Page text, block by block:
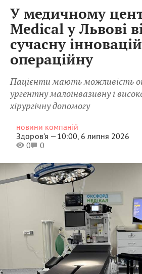
У медичному
Medical у Львові
сучасну
операційну
Пацієнти мають можливість
ургентну малоінвазивну і
хірургічну допомогу
новини компаній
Здоров'я —10:00, 6 липня 2026
0
0